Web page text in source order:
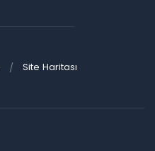
Site Haritası